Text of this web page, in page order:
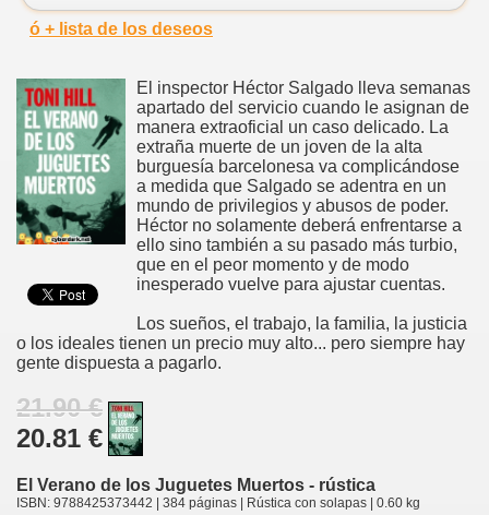
ó + lista de los deseos
El inspector Héctor Salgado lleva semanas
apartado del servicio cuando le asignan de
manera extraoficial un caso delicado. La
extraña muerte de un joven de la alta
burguesía barcelonesa va complicándose
a medida que Salgado se adentra en un
mundo de privilegios y abusos de poder.
Héctor no solamente deberá enfrentarse a
ello sino también a su pasado más turbio,
que en el peor momento y de modo
inesperado vuelve para ajustar cuentas.
Los sueños, el trabajo, la familia, la justicia
o los ideales tienen un precio muy alto... pero siempre hay
gente dispuesta a pagarlo.
21.90 €
20.81 €
El Verano de los Juguetes Muertos - rústica
ISBN: 9788425373442 | 384 páginas | Rústica con solapas | 0.60 kg